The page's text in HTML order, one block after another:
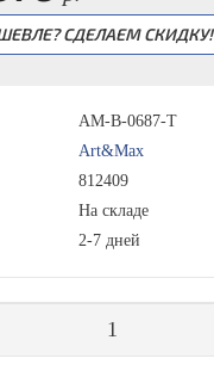
СДЕЛАЕМ СКИДКУ!
AM-B-0687-T
Art&Max
812409
На складе
2-7 дней